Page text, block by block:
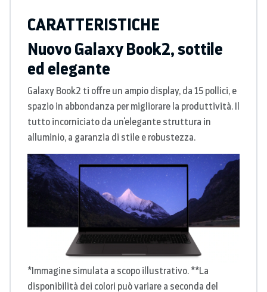
CARATTERISTICHE
Nuovo Galaxy Book2, sottile
ed elegante
Galaxy Book2 ti offre un ampio display, da 15 pollici, e
spazio in abbondanza per migliorare la produttività. Il
tutto incorniciato da un'elegante struttura in
alluminio, a garanzia di stile e robustezza.
*Immagine simulata a scopo illustrativo. **La
disponibilità dei colori può variare a seconda del